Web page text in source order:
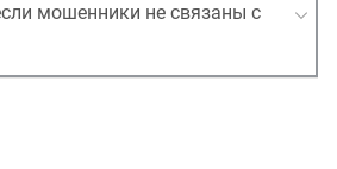
мошенники не связаны с